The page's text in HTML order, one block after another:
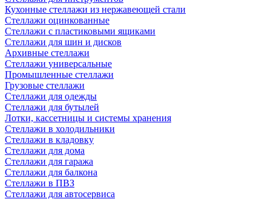
Кухонные стеллажи из нержавеющей стали
Стеллажи оцинкованные
Стеллажи с пластиковыми ящиками
Стеллажи для шин и дисков
Архивные стеллажи
Стеллажи универсальные
Промышленные стеллажи
Грузовые стеллажи
Стеллажи для одежды
Стеллажи для бутылей
Лотки, кассетницы и системы хранения
Стеллажи в холодильники
Стеллажи в кладовку
Стеллажи для дома
Стеллажи для гаража
Стеллажи для балкона
Стеллажи в ПВЗ
Стеллажи для автосервиса